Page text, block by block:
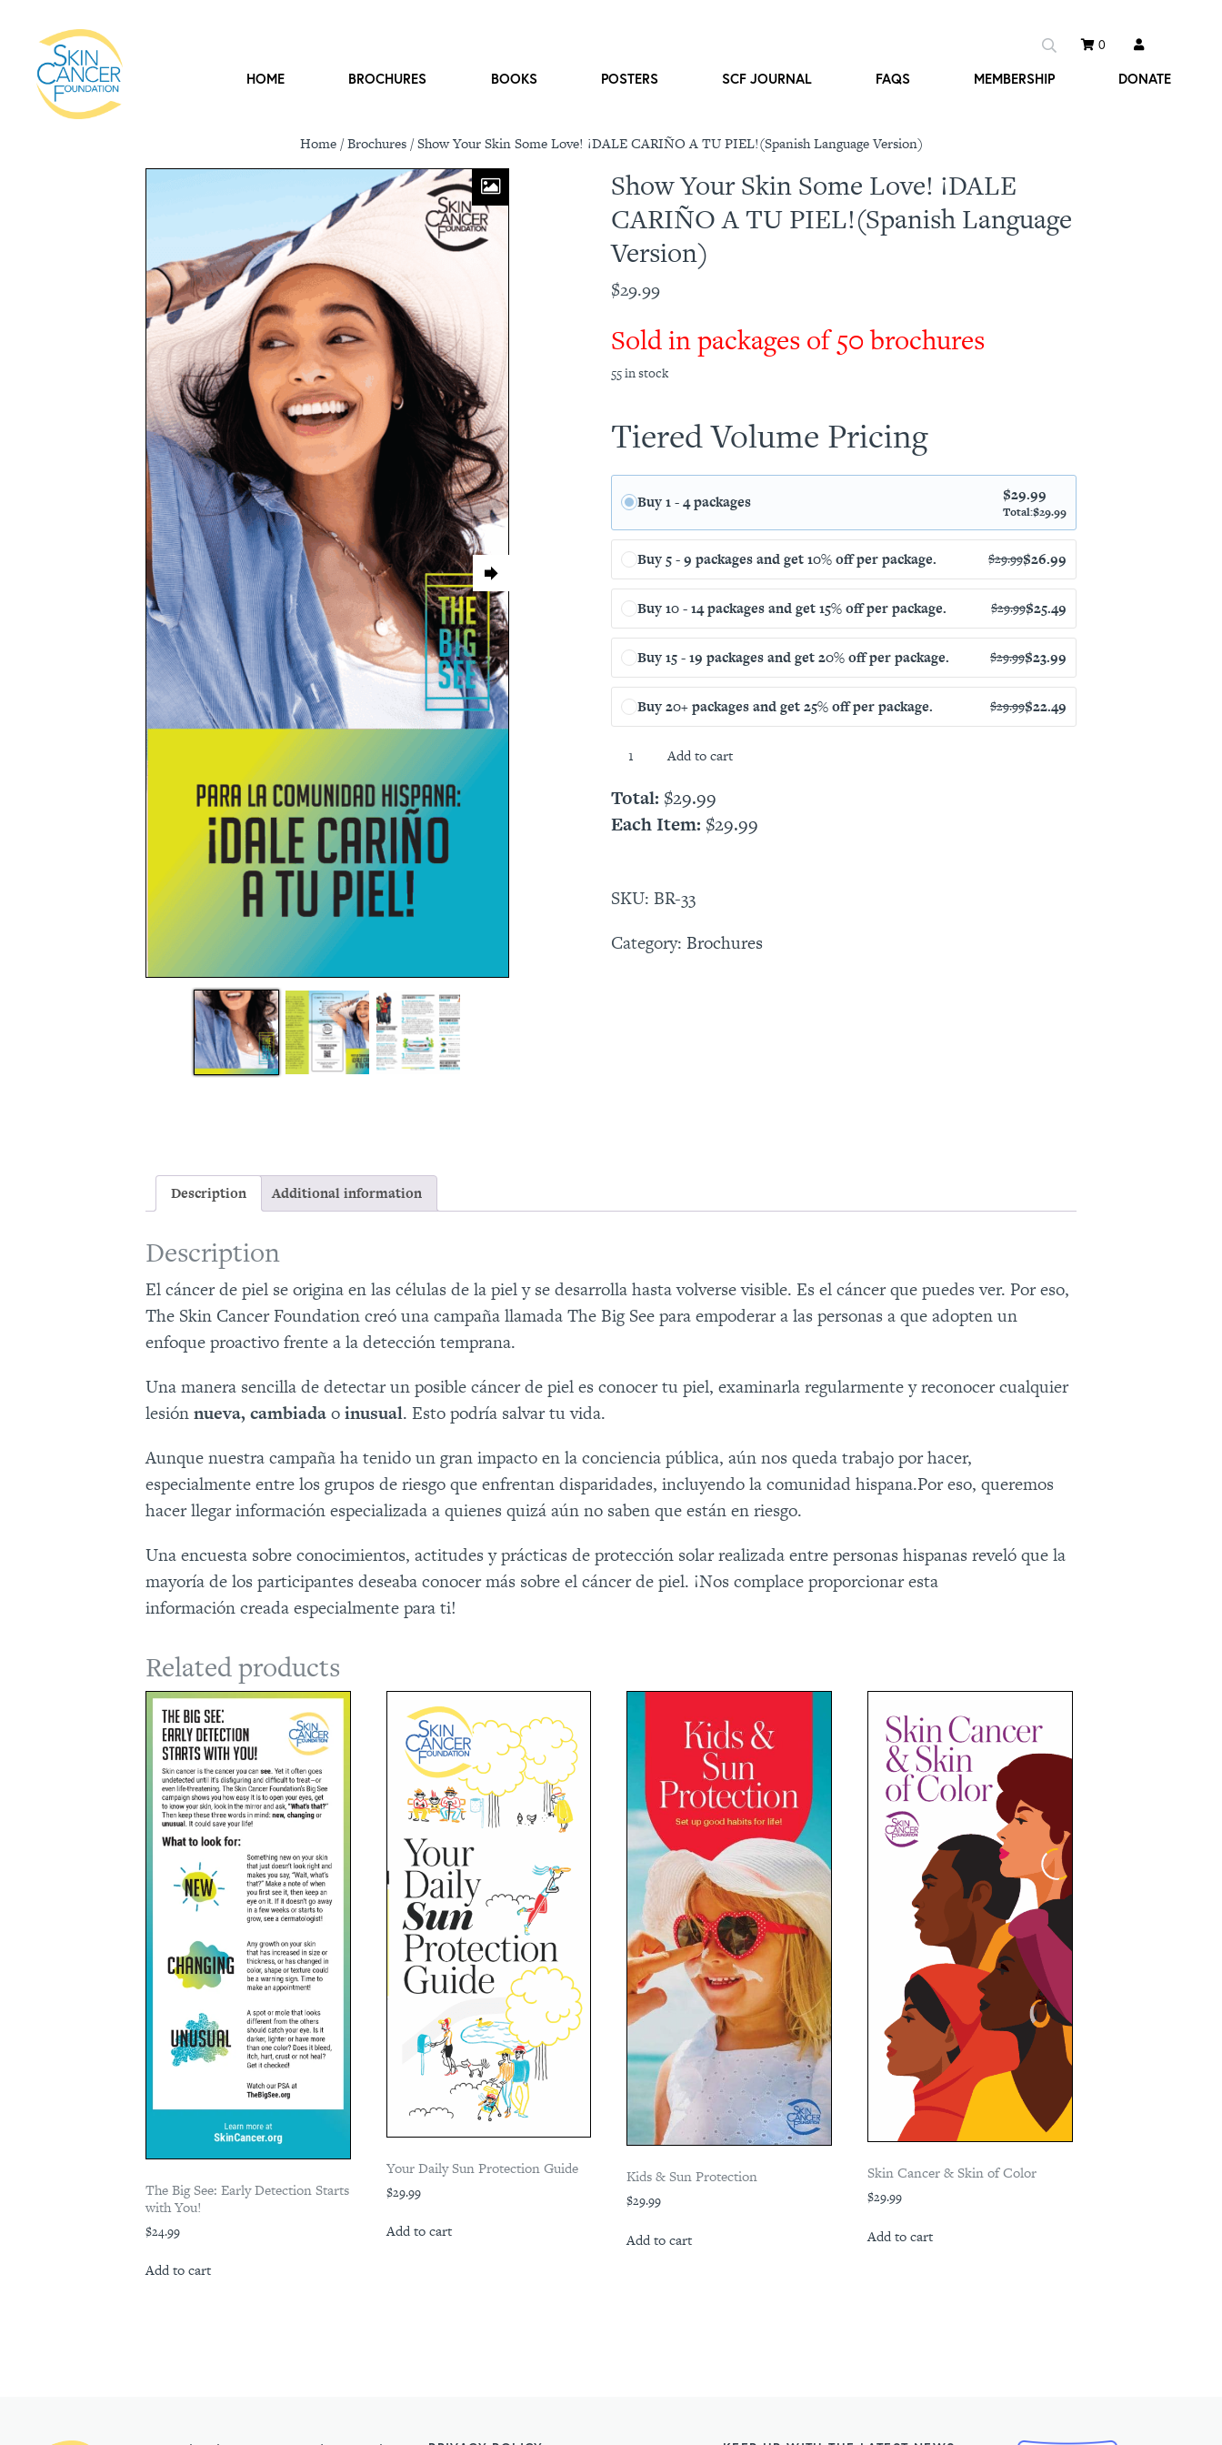
0
HOME BROCHURES BOOKS POSTERS SCF JOURNAL FAQS MEMBERSHIP DONATE
Home/Brochures/ Show Your Skin Some Love! ¡DALE CARIÑO A TU PIEL!(Spanish Language Version)
Show Your Skin Some Love! ¡DALE
CARIÑO A TU PIEL!(Spanish Language
Version)
$29.99
Sold in packages of 50 brochures
55 in stock
Tiered Volume Pricing
Buy 1 - 4 packages $29.99
Total:$29.99
Buy 5 - 9 packages and get 10% off per package. $29.99$26.99
Buy 10 - 14 packages and get 15% off per package. $29.99$25.49
Buy 15 - 19 packages and get 20% off per package. $29.99$23.99
Buy 20+ packages and get 25% off per package. $29.99$22.49
Show
Skin
Some
Love!
A
PIEL!
(Spanish
Add to cart
Total: $29.99
Each Item: $29.99
SKU: BR-33
Category: Brochures
Description Additional information
Description
El cáncer de piel se origina en las células de la piel y se desarrolla hasta volverse visible. Es el cáncer que puedes ver. Por eso,
The Skin Cancer Foundation creó una campaña llamada The Big See para empoderar a las personas a que adopten un
enfoque proactivo frente a la detección temprana.
Una manera sencilla de detectar un posible cáncer de piel es conocer tu piel, examinarla regularmente y reconocer cualquier
lesiónnueva, cambiadaoinusual. Esto podría salvar tu vida.
Aunque nuestra campaña ha tenido un gran impacto en la conciencia pública, aún nos queda trabajo por hacer,
especialmente entre los grupos de riesgo que enfrentan disparidades, incluyendo la comunidad hispana.Por eso, queremos
hacer llegar información especializada a quienes quizá aún no saben que están en riesgo.
Una encuesta sobre conocimientos, actitudes y prácticas de protección solar realizada entre personas hispanas reveló que la
mayoría de los participantes deseaba conocer más sobre el cáncer de piel. ¡Nos complace proporcionar esta
información creada especialmente para ti!
Related products
The Big See: Early Detection Starts
with You!
$24.99
Add to cart
Your Daily Sun Protection Guide
$29.99
Add to cart
Kids & Sun Protection
$29.99
Add to cart
Skin Cancer & Skin of Color
$29.99
Add to cart